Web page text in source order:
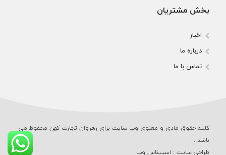
بخش مشتریان
اخبار
درباره ما
تماس با ما
کلیه حقوق مادی و معنوی وب‌ سایت برای رهروان تجارت کهن محفوظ می‌
باشد .
طراحی سایت: اسپیناس وب